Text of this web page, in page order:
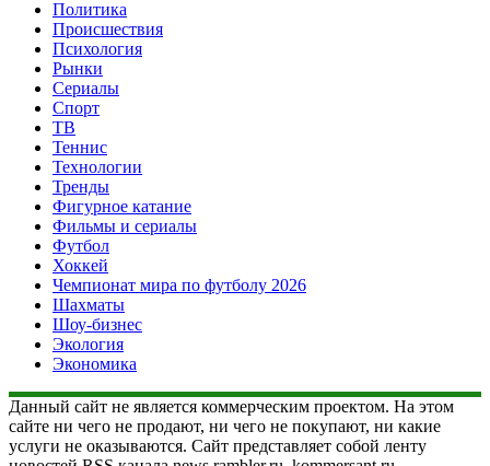
Политика
Происшествия
Психология
Рынки
Сериалы
Спорт
ТВ
Теннис
Технологии
Тренды
Фигурное катание
Фильмы и сериалы
Футбол
Хоккей
Чемпионат мира по футболу 2026
Шахматы
Шоу-бизнес
Экология
Экономика
Данный сайт не является коммерческим проектом. На этом
сайте ни чего не продают, ни чего не покупают, ни какие
услуги не оказываются. Сайт представляет собой ленту